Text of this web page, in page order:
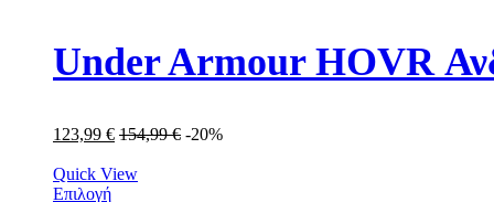
Under Armour HOVR
123,99 € 154,99€ -20%
Quick View
Επιλογή